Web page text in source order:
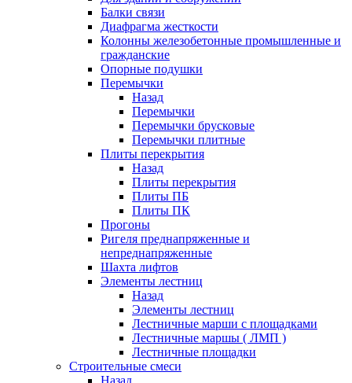
Балки связи
Диафрагма жесткости
Колонны железобетонные промышленные и
гражданские
Опорные подушки
Перемычки
Назад
Перемычки
Перемычки брусковые
Перемычки плитные
Плиты перекрытия
Назад
Плиты перекрытия
Плиты ПБ
Плиты ПК
Прогоны
Ригеля преднапряженные и
непреднапряженные
Шахта лифтов
Элементы лестниц
Назад
Элементы лестниц
Лестничные марши с площадками
Лестничные маршы ( ЛМП )
Лестничные площадки
Строительные смеси
Назад